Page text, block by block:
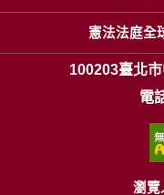
憲法法庭全
100203臺北
電
瀏覽